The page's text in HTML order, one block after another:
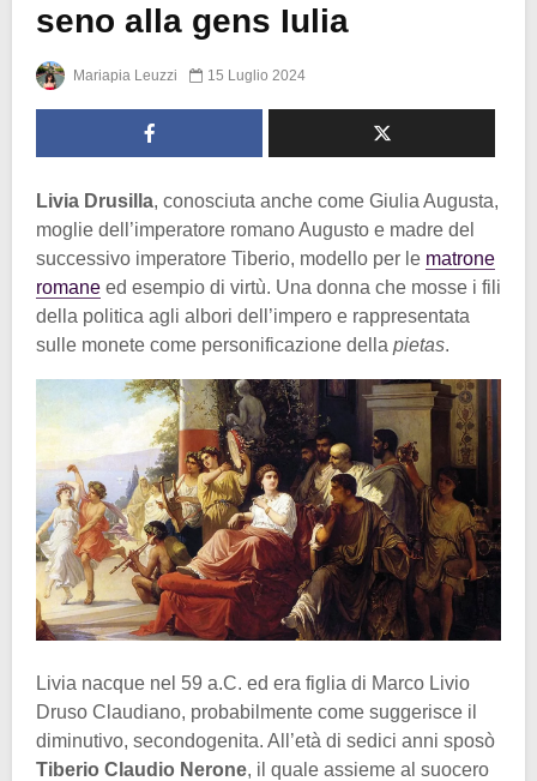
seno alla gens Iulia
Mariapia Leuzzi 15 Luglio 2024
Livia Drusilla, conosciuta anche come Giulia Augusta,
moglie dell’imperatore romano Augusto e madre del
successivo imperatore Tiberio, modello per le matrone
romane ed esempio di virtù. Una donna che mosse i fili
della politica agli albori dell’impero e rappresentata
sulle monete come personificazione della pietas.
Livia nacque nel 59 a.C. ed era figlia di Marco Livio
Druso Claudiano, probabilmente come suggerisce il
diminutivo, secondogenita. All’età di sedici anni sposò
Tiberio Claudio Nerone, il quale assieme al suocero